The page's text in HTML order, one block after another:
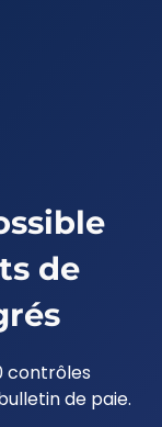
de
contrôles
de paie.